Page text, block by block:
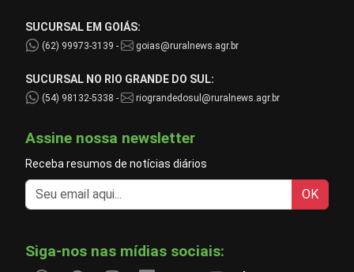
SUCURSAL EM GOIÁS:
(62) 99973-3139 - goias@ruralnews.agr.br
SUCURSAL NO RIO GRANDE DO SUL:
(54) 98132-5338 - riograndedosul@ruralnews.agr.br
Assine nossa newsletter
Receba resumos de notícias diários
OK
Siga-nos nas mídias sociais: